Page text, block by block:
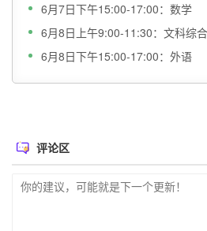
6月7日下午15:00-17:00：数学
6月8日上午9:00-11:30：文科综
6月8日下午15:00-17:00：外语
评论区